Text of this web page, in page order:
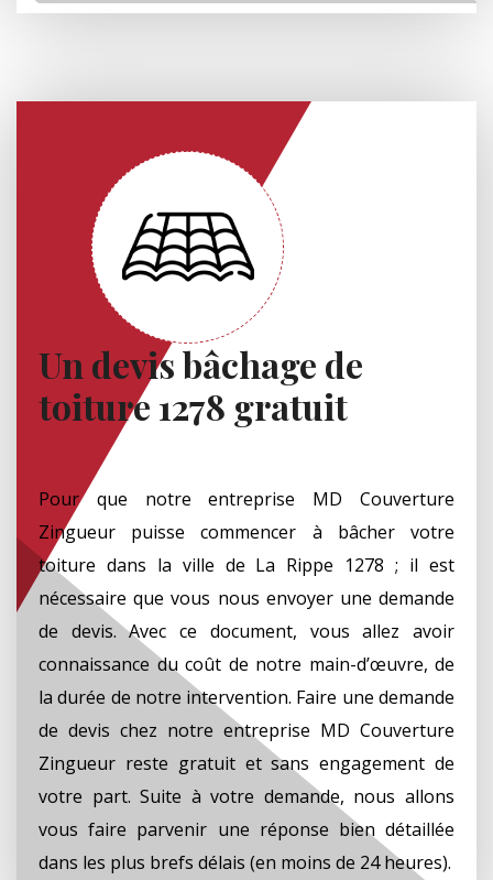
Un devis bâchage de
toiture 1278 gratuit
Pour que notre entreprise MD Couverture
Zingueur puisse commencer à bâcher votre
toiture dans la ville de La Rippe 1278 ; il est
nécessaire que vous nous envoyer une demande
de devis. Avec ce document, vous allez avoir
connaissance du coût de notre main-d’œuvre, de
la durée de notre intervention. Faire une demande
de devis chez notre entreprise MD Couverture
Zingueur reste gratuit et sans engagement de
votre part. Suite à votre demande, nous allons
vous faire parvenir une réponse bien détaillée
dans les plus brefs délais (en moins de 24 heures).